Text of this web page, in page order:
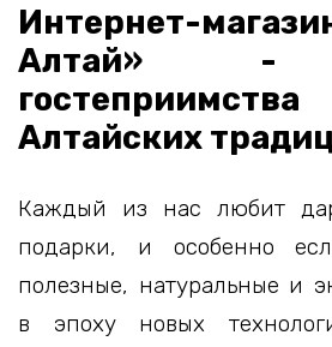
Интернет-
Алтай» -
Алтайских
Каждый из нас любит
подарки, и особенно
полезные, натуральные и
в эпоху новых